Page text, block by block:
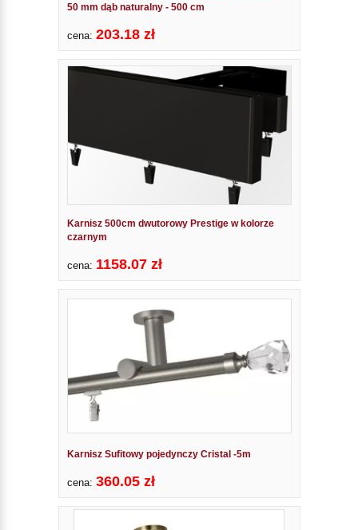
50 mm dąb naturalny - 500 cm
cena: 203.18 zł
Karnisz 500cm dwutorowy Prestige w kolorze
czarnym
cena: 1158.07 zł
Karnisz Sufitowy pojedynczy Cristal -5m
cena: 360.05 zł